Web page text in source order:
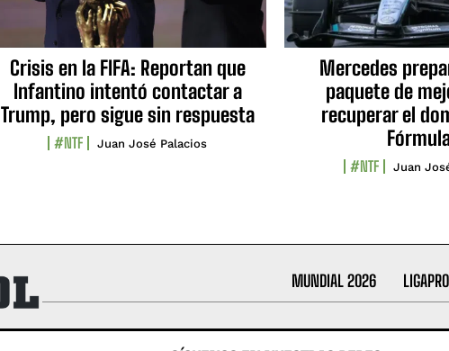
Crisis en la FIFA: Reportan que
Infantino intentó contactar a
Trump, pero sigue sin respuesta
#NTF Juan José Palacios
Mercedes
paquete de
recuperar el
#NTF Juan
MUNDIAL 2026 LIGAPRO